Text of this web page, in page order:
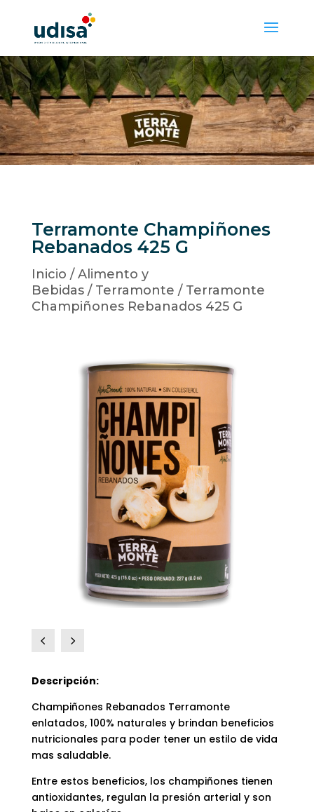
Terramonte Champiñones
Rebanados 425 G
Inicio /Alimento y
Bebidas/ Terramonte / Terramonte
Champiñones Rebanados 425 G
4 5
Descripción:
Champiñones Rebanados Terramonte
enlatados, 100% naturales y brindan beneficios
nutricionales para poder tener un estilo de vida
mas saludable.
Entre estos beneficios, los champiñones tienen
antioxidantes, regulan la presión arterial y son